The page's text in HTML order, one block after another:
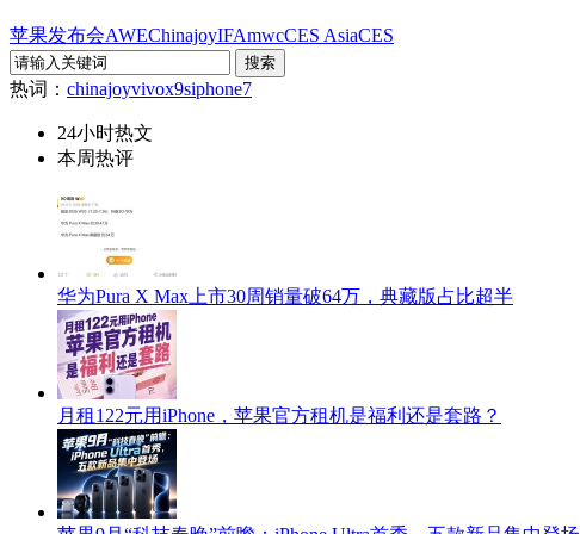
苹果发布会AWEChinajoyIFAmwcCES AsiaCES
热词： chinajoyvivox9siphone7
24小时热文
本周热评
华为Pura X Max上市30周销量破64万，典藏版占比超半
月租122元用iPhone，苹果官方租机是福利还是套路？